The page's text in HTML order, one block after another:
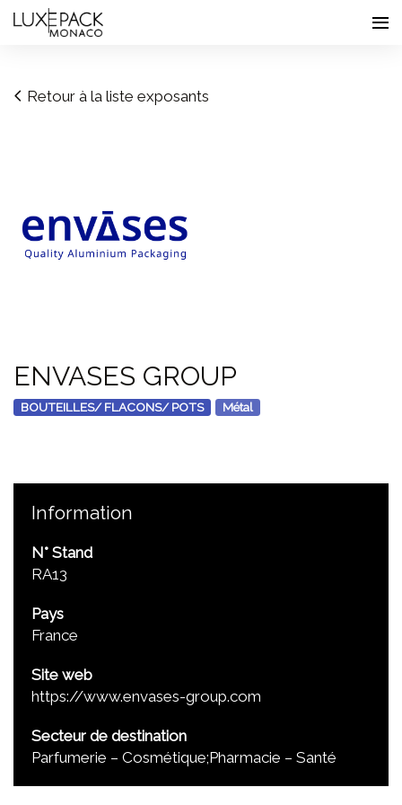
Consent choices
Retour à la liste exposants
ENVASES GROUP
BOUTEILLES/ FLACONS/ POTS Métal
Information
N° Stand
RA13
Pays
France
Site web
https://www.envases-group.com
Secteur de destination
Parfumerie – Cosmétique;Pharmacie – Santé